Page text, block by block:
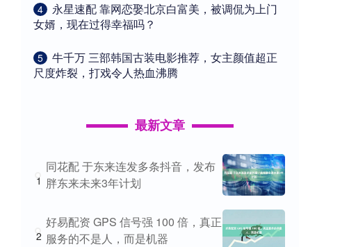
4
​永星速配 靠网恋娶北京白富美，被调侃为上门
女婿，现在过得幸福吗？
5
​牛千万 三部韩国古装电影推荐，女主颜值超正
尺度炸裂，打戏令人热血沸腾
最新文章
1
同花配 于东来连发多条抖音，发布
胖东来未来3年计划
2
好易配资 GPS 信号强 100 倍，真正
服务的不是人，而是机器